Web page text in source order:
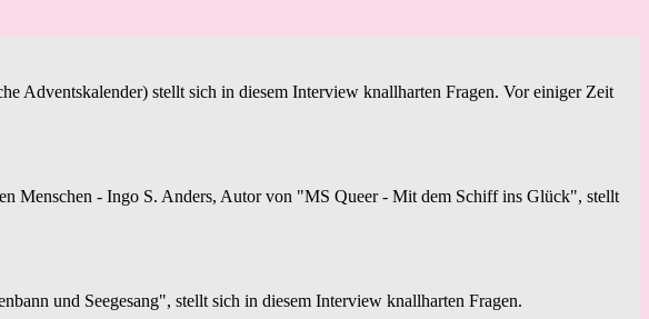
stellt sich in diesem Interview knallharten Fragen. Vor einiger Zeit
Menschen - Ingo S. Anders, Autor von "MS Queer - Mit dem Schiff ins Glück", stellt
und Seegesang", stellt sich in diesem Interview knallharten Fragen.